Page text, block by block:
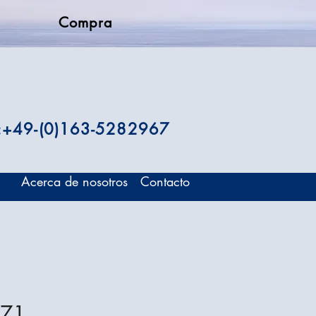
Compra
(0)163-5282967
Acerca de nosotros Contacto